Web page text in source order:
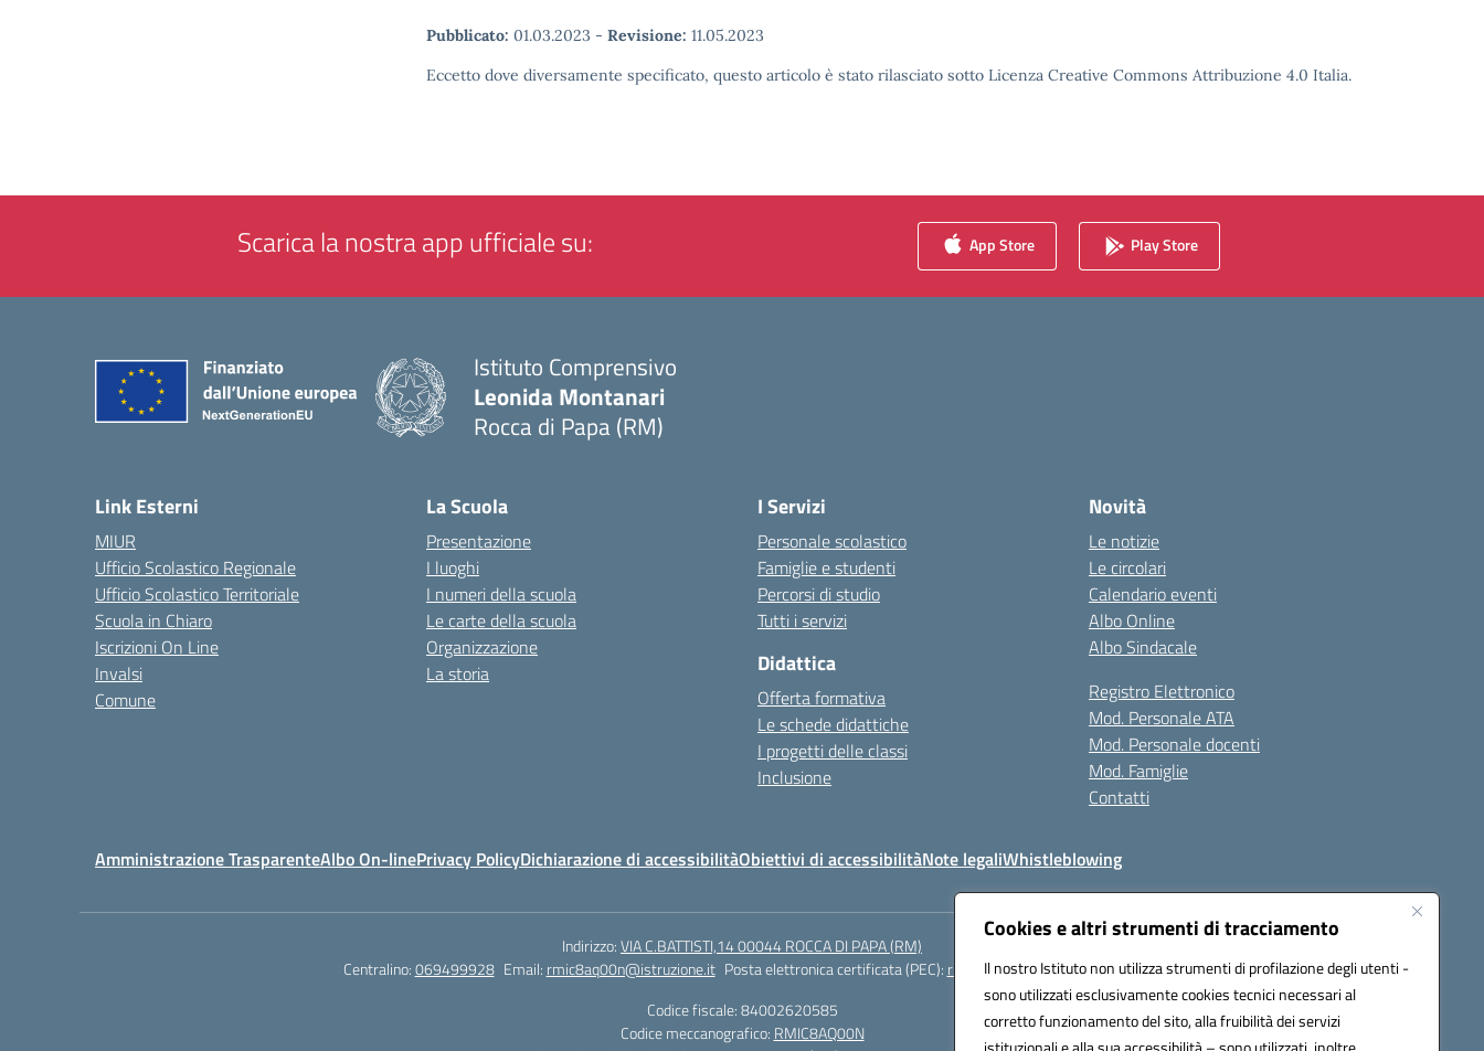
Cookies e altri strumenti di tracciamento
Il nostro Istituto non utilizza strumenti di profilazione degli utenti -
sono utilizzati esclusivamente cookies tecnici necessari al
corretto funzionamento del sito, alla fruibilità dei servizi
Pubblicato: 01.03.2023 - Revisione: 11.05.2023
Eccetto dove diversamente specificato, questo articolo è stato rilasciato sotto Licenza Creative Commons Attribuzione 4.0 Italia.
Scarica la nostra app ufficiale su: App Store Play Store
Istituto Comprensivo
Leonida Montanari
Rocca di Papa (RM)
Link Esterni
MIUR
Ufficio Scolastico Regionale
Ufficio Scolastico Territoriale
Scuola in Chiaro
Iscrizioni On Line
Invalsi
Comune
La Scuola
Presentazione
I luoghi
I numeri della scuola
Le carte della scuola
Organizzazione
La storia
I Servizi
Personale scolastico
Famiglie e studenti
Percorsi di studio
Tutti i servizi
Didattica
Offerta formativa
Le schede didattiche
I progetti delle classi
Inclusione
Novità
Le notizie
Le circolari
Calendario eventi
Albo Online
Albo Sindacale
Registro Elettronico
Mod. Personale ATA
Mod. Personale docenti
Mod. Famiglie
Contatti
Amministrazione TrasparenteAlbo On-linePrivacy PolicyDichiarazione di accessibilitàObiettivi di accessibilitàNote legaliWhistleblowing
Indirizzo:VIA C.BATTISTI,14 00044 ROCCA DI PAPA (RM)
Centralino:069499928 Email: rmic8aq00n@istruzione.it Posta elettronica certificata (PEC): rmic8aq00n@pec.istruzione.it
Codice fiscale: 84002620585
Codice meccanografico: RMIC8AQ00N